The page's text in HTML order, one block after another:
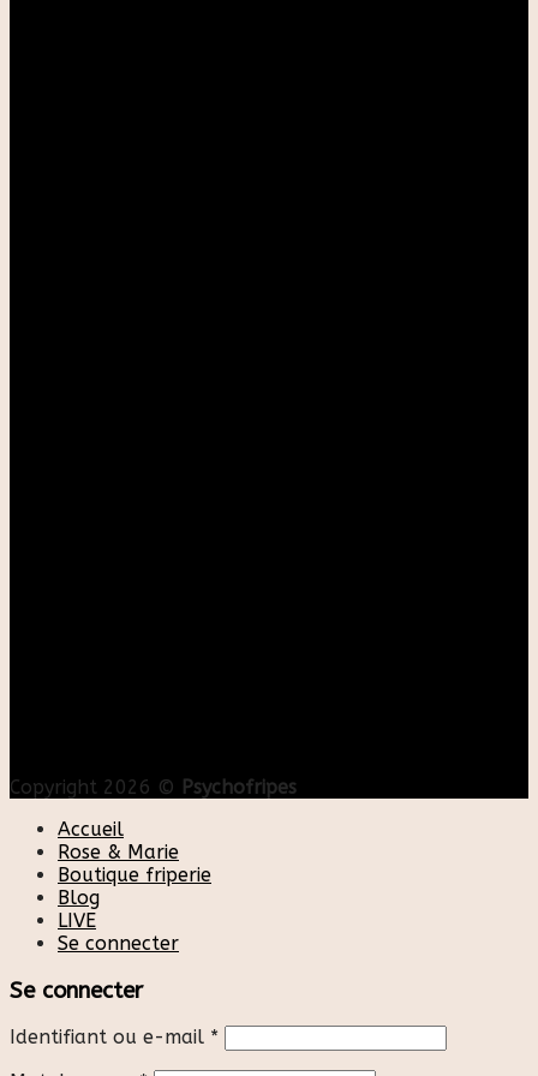
Copyright 2026 © Psychofripes
Accueil
Rose & Marie
Boutique friperie
Blog
LIVE
Se connecter
Se connecter
Identifiant ou e-mail *